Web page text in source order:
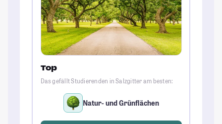
Top
Das gefällt Studierenden in Salzgitter am besten:
Natur- und Grünflächen